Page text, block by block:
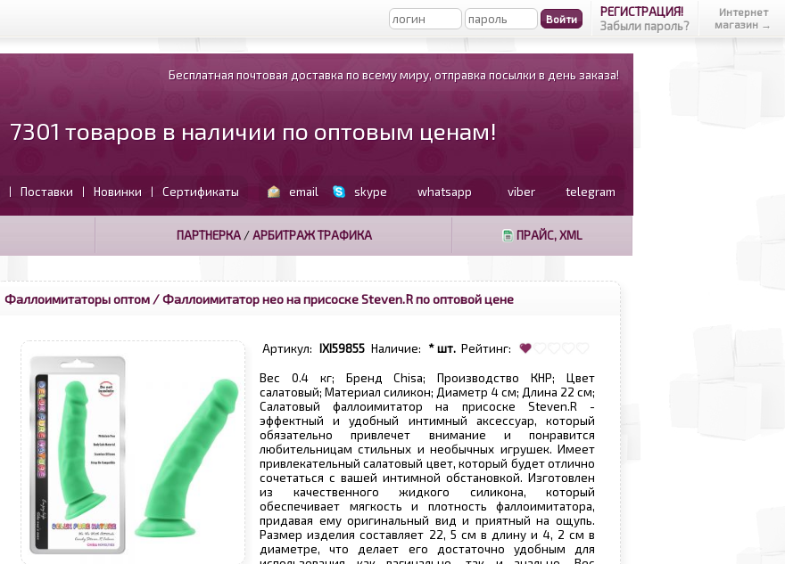
РЕГИСТРАЦИЯ!
Забыли пароль?
Интернет
магазин →
Бесплатная почтовая доставка по всему миру, отправка посылки в день заказа!
7301 товаров в наличии по оптовым ценам!
| Поставки | Новинки | Сертификаты email skype whatsapp viber telegram
ПАРТНЕРКА/АРБИТРАЖ ТРАФИКА ПРАЙС, XML
Фаллоимитаторы оптом / Фаллоимитатор нео на присоске Steven.R по оптовой цене
Артикул: IXI59855 Наличие: * шт. Рейтинг:
Вес 0.4 кг; Бренд Chisa; Производство КНР; Цвет
салатовый; Материал силикон; Диаметр 4 см; Длина 22 см;
Салатовый фаллоимитатор на присоске Steven.R -
эффектный и удобный интимный аксессуар, который
обязательно привлечет внимание и понравится
любительницам стильных и необычных игрушек. Имеет
привлекательный салатовый цвет, который будет отлично
сочетаться с вашей интимной обстановкой. Изготовлен
из качественного жидкого силикона, который
обеспечивает мягкость и плотность фаллоимитатора,
придавая ему оригинальный вид и приятный на ощупь.
Размер изделия составляет 22, 5 см в длину и 4, 2 см в
диаметре, что делает его достаточно удобным для